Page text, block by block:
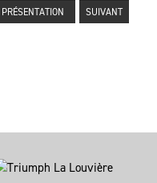
PRÉSENTATION SUIVANT